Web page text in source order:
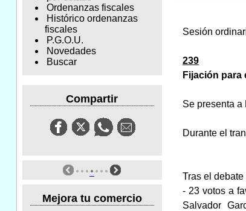
Ordenanzas fiscales
Histórico ordenanzas
fiscales
P.G.O.U.
Novedades
Buscar
Compartir
Mejora tu comercio
Sesión
239
Fijación para
Se presenta
Durante el
Tras el
- 23 votos a
Salvador